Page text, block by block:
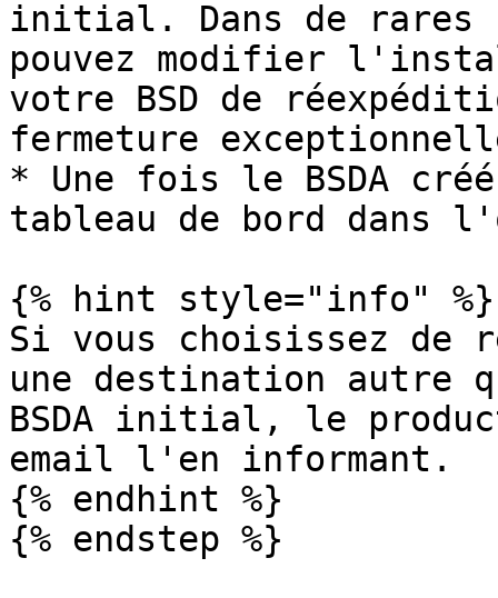
initial. Dans de rares
pouvez modifier
votre BSD de
fermeture
* Une fois le BSDA
tableau de bord dans
{% hint style="info" %}
Si vous choisissez de
une destination autre
BSDA initial, le
email l'en informant.
{% endhint %}
{% endstep %}